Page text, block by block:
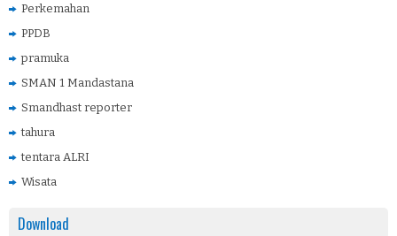
Perkemahan
PPDB
pramuka
SMAN 1 Mandastana
Smandhast reporter
tahura
tentara ALRI
Wisata
Download